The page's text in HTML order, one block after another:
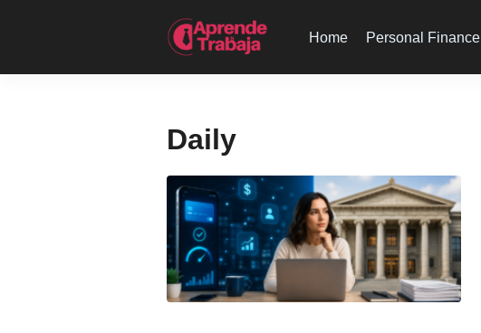
Home Personal Finance
Daily